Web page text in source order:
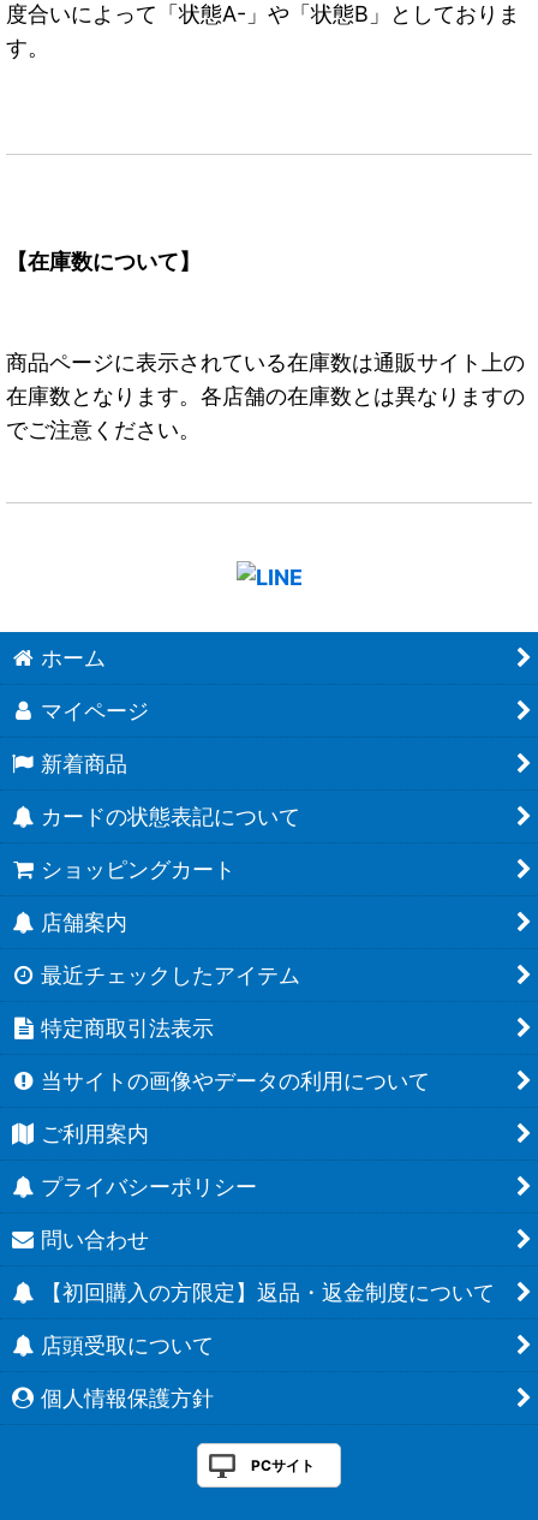
度合いによって「状態A-」や「状態B」としておりま
す。
【在庫数について】
商品ページに表示されている在庫数は通販サイト上の
在庫数となります。各店舗の在庫数とは異なりますの
でご注意ください。
ホーム
マイページ
新着商品
カードの状態表記について
ショッピングカート
店舗案内
最近チェックしたアイテム
特定商取引法表示
当サイトの画像やデータの利用について
ご利用案内
プライバシーポリシー
問い合わせ
【初回購入の方限定】返品・返金制度について
店頭受取について
個人情報保護方針
PCサイト